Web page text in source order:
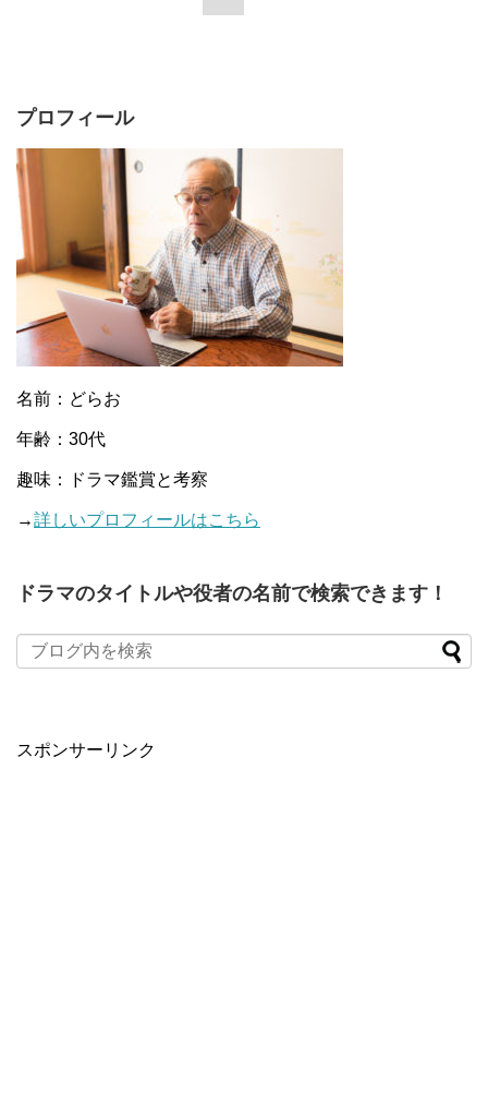
プロフィール
名前：どらお
年齢：30代
趣味：ドラマ鑑賞と考察
→詳しいプロフィールはこちら
ドラマのタイトルや役者の名前で検索できます！
スポンサーリンク